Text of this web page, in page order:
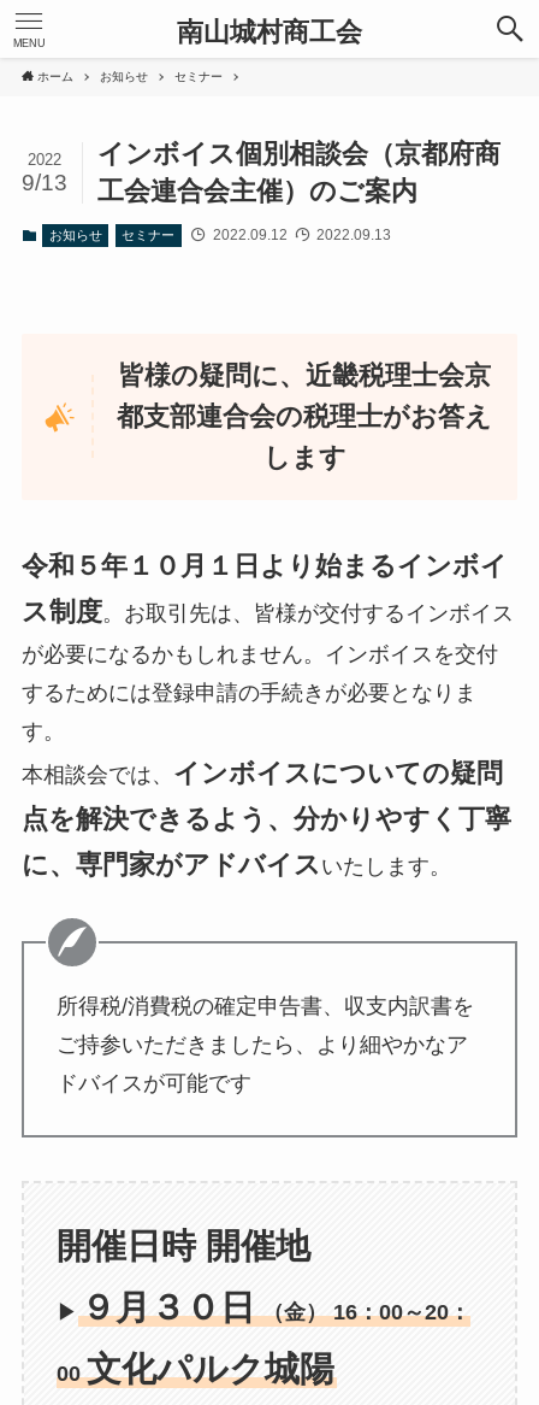
南山城村商工会
MENU
ホーム お知らせ セミナー
インボイス個別相談会（京都府商
工会連合会主催）のご案内
2022
9/13
お知らせ セミナー 2022.09.12 2022.09.13
皆様の疑問に、近畿税理士会京
都支部連合会の税理士がお答え
します
令和５年１０月１日より始まるインボイ
ス制度。お取引先は、皆様が交付するインボイス
が必要になるかもしれません。インボイスを交付
するためには登録申請の手続きが必要となりま
す。
本相談会では、 インボイスについての疑問
点を解決できるよう、分かりやすく丁寧
に、専門家がアドバイス いたします。
所得税/消費税の確定申告書、収支内訳書を
ご持参いただきましたら、より細やかなア
ドバイスが可能です
開催日時 開催地
▶ ９月３０日 （金） 16：00～20：
00文化パルク城陽